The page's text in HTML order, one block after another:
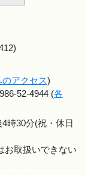
アクセス)
52-4944 (各
時30分(祝・休日
お取扱いできない